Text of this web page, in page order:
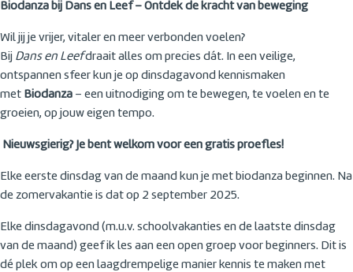
Biodanza bij Dans en Leef – Ontdek de kracht van beweging
Wil jij je vrijer, vitaler en meer verbonden voelen?
Bij Dans en Leefdraait alles om precies dát. In een veilige,
ontspannen sfeer kun je op dinsdagavond kennismaken
met Biodanza – een uitnodiging om te bewegen, te voelen en te
groeien, op jouw eigen tempo.
Nieuwsgierig? Je bent welkom voor een gratis proefles!
Elke eerste dinsdag van de maand kun je met biodanza beginnen. Na
de zomervakantie is dat op 2 september 2025.
Elke dinsdagavond (m.u.v. schoolvakanties en de laatste dinsdag
van de maand) geef ik les aan een open groep voor beginners. Dit is
dé plek om op een laagdrempelige manier kennis te maken met